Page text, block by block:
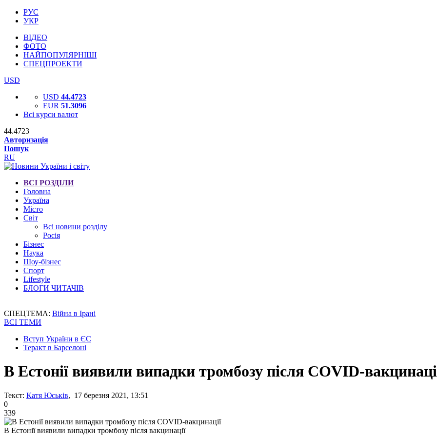
РУС
УКР
ВІДЕО
ФОТО
НАЙПОПУЛЯРНІШІ
СПЕЦПРОЕКТИ
USD
USD 44.4723
EUR 51.3096
Всі курси валют
44.4723
Авторизація
Пошук
RU
ВСІ РОЗДІЛИ
Головна
Україна
Місто
Світ
Всі новини розділу
Росія
Бізнес
Наука
Шоу-бізнес
Спорт
Lifestyle
БЛОГИ ЧИТАЧІВ
СПЕЦТЕМА: Війна в Ірані
ВСІ ТЕМИ
Вступ України в ЄС
Теракт в Барселоні
В Естонії виявили випадки тромбозу після COVID-
Текст: Катя Юськів, 17 березня 2021, 13:51
0
339
В Естонії виявили випадки тромбозу після вакцинації